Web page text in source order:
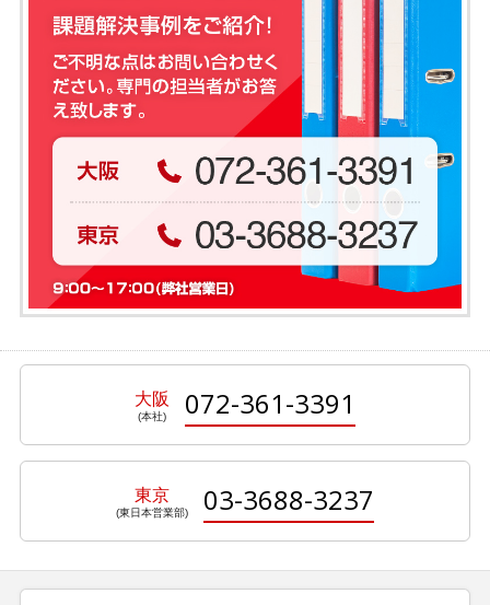
大阪 072-361-3391
東京 03-3688-3237